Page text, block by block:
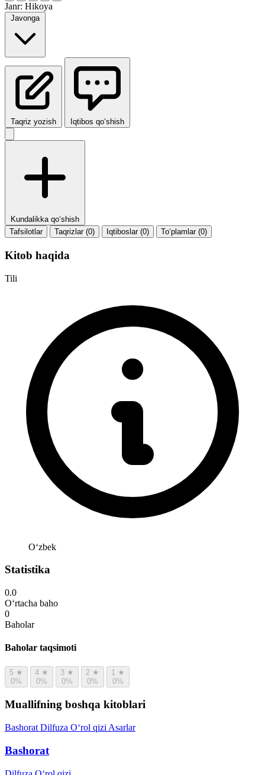
Janr: Hikoya
Javonga
Taqriz yozish Iqtibos qo‘shish
Kundalikka qo‘shish
Tafsilotlar
Taqrizlar (0) Iqtiboslar (0) To‘plamlar (0)
Kitob haqida
Tili
Oʻzbek
Statistika
0.0
O‘rtacha baho
0
Baholar
Baholar taqsimoti
5 ★
0%
4 ★
0%
3 ★
0%
2 ★
0%
1 ★
0%
Muallifning boshqa kitoblari
Bashorat Dilfuza O‘rol qizi Asarlar
Bashorat